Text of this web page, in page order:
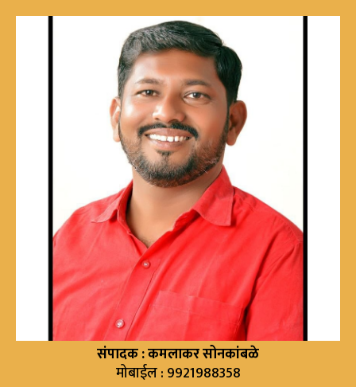
संपादक : कमलाकर सोनकांबळे
मोबाईल : 9921988358